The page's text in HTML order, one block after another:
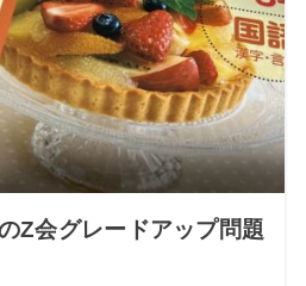
Z会グレードアップ問題